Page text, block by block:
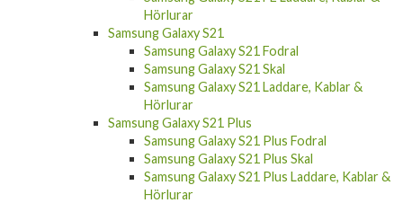
Hörlurar
Samsung Galaxy S21
Samsung Galaxy S21 Fodral
Samsung Galaxy S21 Skal
Samsung Galaxy S21 Laddare, Kablar &
Hörlurar
Samsung Galaxy S21 Plus
Samsung Galaxy S21 Plus Fodral
Samsung Galaxy S21 Plus Skal
Samsung Galaxy S21 Plus Laddare, Kablar &
Hörlurar